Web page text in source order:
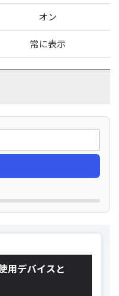
オン
常に表示
用デバイスと